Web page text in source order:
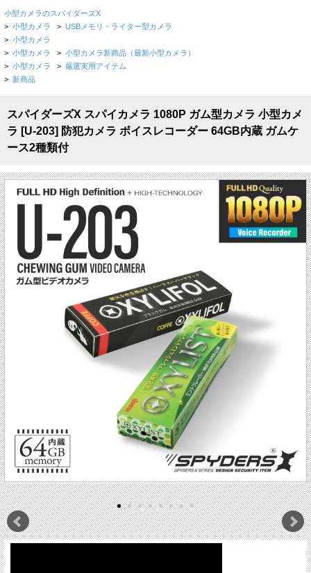
小型カメラのスパイダーズX
> 小型カメラ > USBメモリ・ライター型カメラ
> 小型カメラ
> 小型カメラ > 小型カメラ新商品（最新小型カメラ）
> 小型カメラ > 厳選実用アイテム
> 新商品
スパイダーズX スパイカメラ 1080P ガム型カメラ 小型カメ
ラ [U-203] 防犯カメラ ボイスレコーダー 64GB内蔵 ガムケ
ース2種類付